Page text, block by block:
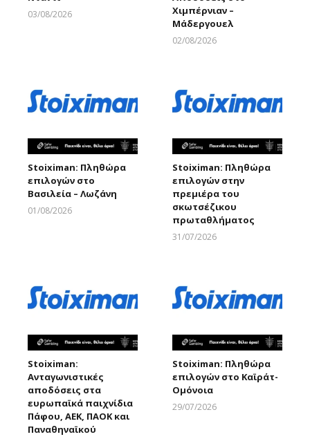
03/08/2026
Χιμπέρνιαν –
Μάδεργουελ
02/08/2026
Stoiximan: Πληθώρα
επιλογών στο
Βασιλεία – Λωζάνη
01/08/2026
Stoiximan: Πληθώρα
επιλογών στην
πρεμιέρα του
σκωτσέζικου
πρωταθλήματος
31/07/2026
Stoiximan:
Ανταγωνιστικές
αποδόσεις στα
ευρωπαϊκά παιχνίδια
Πάφου, ΑΕΚ, ΠΑΟΚ και
Παναθηναϊκού
Stoiximan: Πληθώρα
επιλογών στο Καϊράτ-
Ομόνοια
29/07/2026